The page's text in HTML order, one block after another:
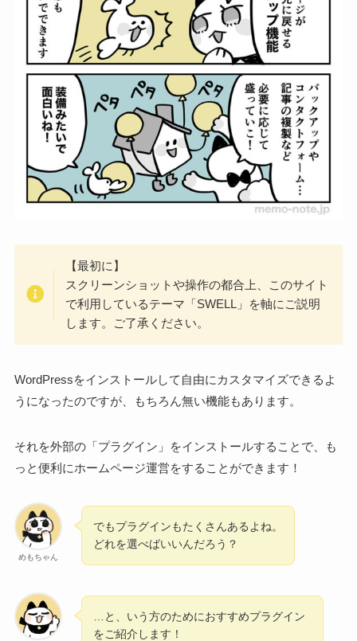
【最初に】
スクリーンショットや操作の都合上、このサイト
で利用しているテーマ「SWELL」を軸にご説明
します。ご了承ください。
WordPressをインストールして自由にカスタマイズできるよ
うになったのですが、もちろん無い機能もあります。
それを外部の「プラグイン」をインストールすることで、も
っと便利にホームページ運営をすることができます！
めもちゃん
でもプラグインもたくさんあるよね。
どれを選べばいいんだろう？
…と、いう方のためにおすすめプラグイン
をご紹介します！